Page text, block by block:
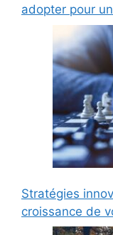
adopter pour
Stratégies
croissance de